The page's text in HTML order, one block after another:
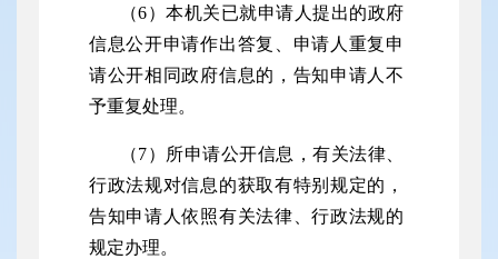
（6）本机关已就申请人提出的政府
信息公开申请作出答复、申请人重复申
请公开相同政府信息的，告知申请人不
予重复处理。
（7）所申请公开信息，有关法律、
行政法规对信息的获取有特别规定的，
告知申请人依照有关法律、行政法规的
规定办理。